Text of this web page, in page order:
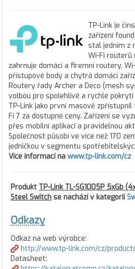
TP-Link je
zařízení
stal jedním z
Wi-Fi routerů
zahrnuje domácí a firemní routery,
přístupové body a chytrá domácí
Routery řady Archer a Deco (mesh
volbou pro spolehlivé a rychlé
TP-Link jako první masově
Fi 7 za dostupné ceny. Zařízení se
přes mobilní aplikaci a pravidelnou
Společnost působí ve více než 170
jedničkou v segmentu
Více informací na www.tp-link.com/cz
Produkt TP-Link TL-SG1005P 5xGb
Steel Switch se nachází v kategorii
Odkazy
Odkaz na web výrobce:
http://www.tp-link.com/cz/
Datasheet: